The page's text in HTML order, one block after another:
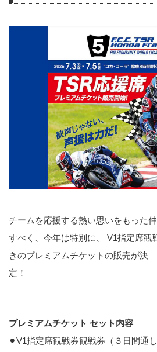
チームを応援する熱い思いをもった
すべく、今年は特別に、 V1指定席観
きのプレミアムチケットの販売が決
定
プレミアムチケット セット内容
⚫︎V1指定席観戦券観戦券（３日間通し